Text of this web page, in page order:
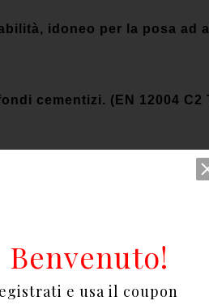
idoneo per la posa ad
cementizi. (EN 12004 C2
e usa il coupon
Benvenuto!